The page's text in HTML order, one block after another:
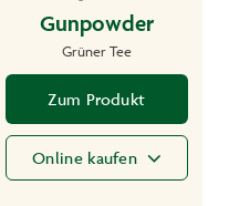
Gunpowder
Grüner Tee
Zum Produkt
Online kaufen